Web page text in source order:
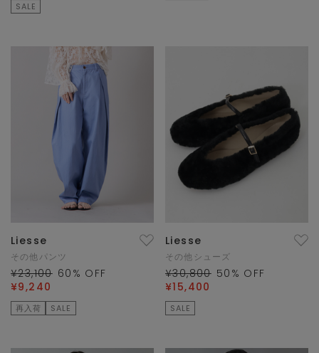
SALE
Liesse
その他パンツ
¥23,100 60 % OFF
¥9,240
再入荷 SALE
Liesse
その他シューズ
¥30,800 50 % OFF
¥15,400
SALE